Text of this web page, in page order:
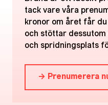
tack vare våra
kronor om året får
och stöttar
och spridningsplats
→ Prenumerera